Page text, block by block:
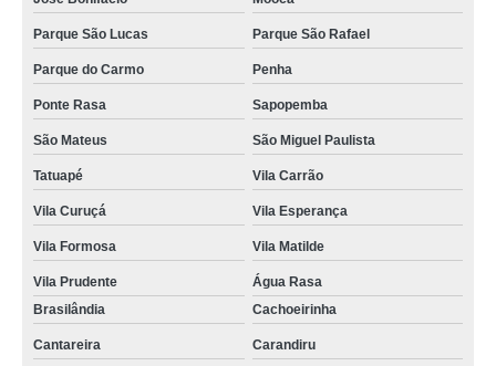
instalar portão eletrônico basculante preço em Santana
instalar portão eletrônico deslizante no Capelinha
onde encontrar instalação de portão no Jardim Vila Galvão
instalações de portões eletrônicos basculantes no Tatuapé
instalação de portão eletrônico na Cantareira
instalar portão eletrônico deslizante na Casa Verde
instalar portões automáticos deslizantes no Itaim
instalação de portões automáticos basculantes na Vila Gustavo
quanto custa instalar portão eletrônico no Carandiru
Parque São Lucas Parque São Rafael
Parque do Carmo Penha
Ponte Rasa Sapopemba
São Mateus São Miguel Paulista
Tatuapé Vila Carrão
Vila Curuçá Vila Esperança
Vila Formosa Vila Matilde
Vila Prudente
Água Rasa
Brasilândia
Cachoeirinha
Cantareira Carandiru